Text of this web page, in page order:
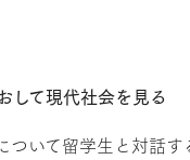
して現代社会を見る
いて留学生と対話す